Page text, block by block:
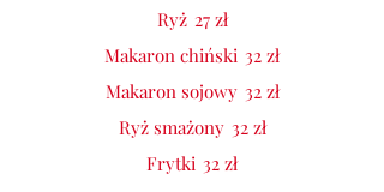
Ryż 27 zł
Makaron chiński 32 zł
Makaron sojowy 32 zł
Ryż smażony 32 zł
Frytki 32 zł